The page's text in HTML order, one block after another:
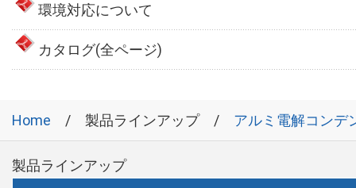
環境対応について
カタログ(全ページ)
Home 製品ラインアップ アルミ電解コンデ
製品ラインアップ